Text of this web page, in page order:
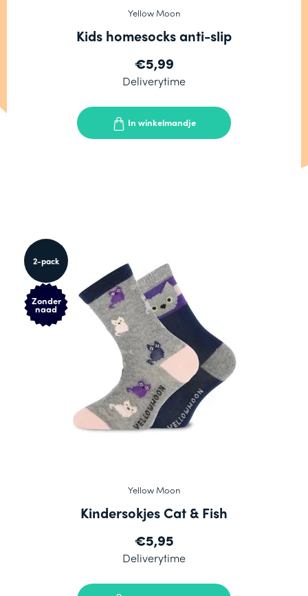
Yellow Moon
Kids homesocks anti-slip
€5,99
Deliverytime
In winkelmandje
2-pack
Zonder
naad
Yellow Moon
Kindersokjes Cat & Fish
€5,95
Deliverytime